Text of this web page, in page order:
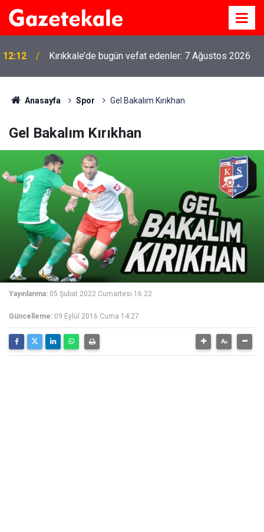
12:12 Kırıkkale’de bugün vefat edenler: 7 Ağustos 2026
Anasayfa Spor Gel Bakalım Kırıkhan
Gel Bakalım Kırıkhan
Yayınlanma: 05 Şubat 2022 Cumartesi 16:22
Güncelleme: 09 Eylül 2016 Cuma 14:27